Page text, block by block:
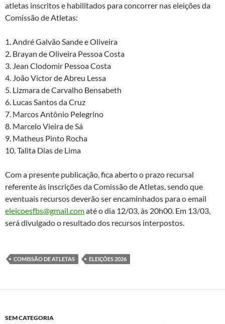
atletas inscritos e habilitados para concorrer nas eleições da
Comissão de Atletas:
1. André Galvão Sande e Oliveira
2. Brayan de Oliveira Pessoa Costa
3. Jean Clodomir Pessoa Costa
4. João Victor de Abreu Lessa
5. Lizmara de Carvalho Bensabeth
6. Lucas Santos da Cruz
7. Marcos Antônio Pelegrino
8. Marcelo Vieira de Sá
9. Matheus Pinto Rocha
10. Talita Dias de Lima
Com a presente publicação, fica aberto o prazo recursal
referente às inscrições da Comissão de Atletas, sendo que
eventuais recursos deverão ser encaminhados para o email
eleicoesfbs@gmail.comaté o dia 12/03, às 20h00. Em 13/03,
será divulgado o resultado dos recursos interpostos.
COMISSÃO DE ATLETAS ELEIÇÕES 2026
SEM CATEGORIA